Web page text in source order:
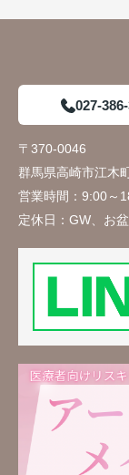
027-
〒370-0046
群馬県高崎市江木
営業時間： 9:00～
定休日： GW、お